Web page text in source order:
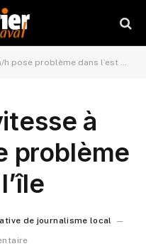
problème dans l’est de l’île
à
problème
de journalisme local